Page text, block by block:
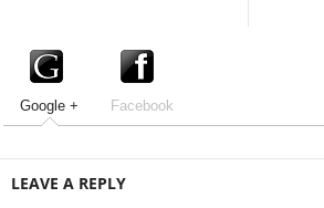
Google + Facebook
LEAVE A REPLY